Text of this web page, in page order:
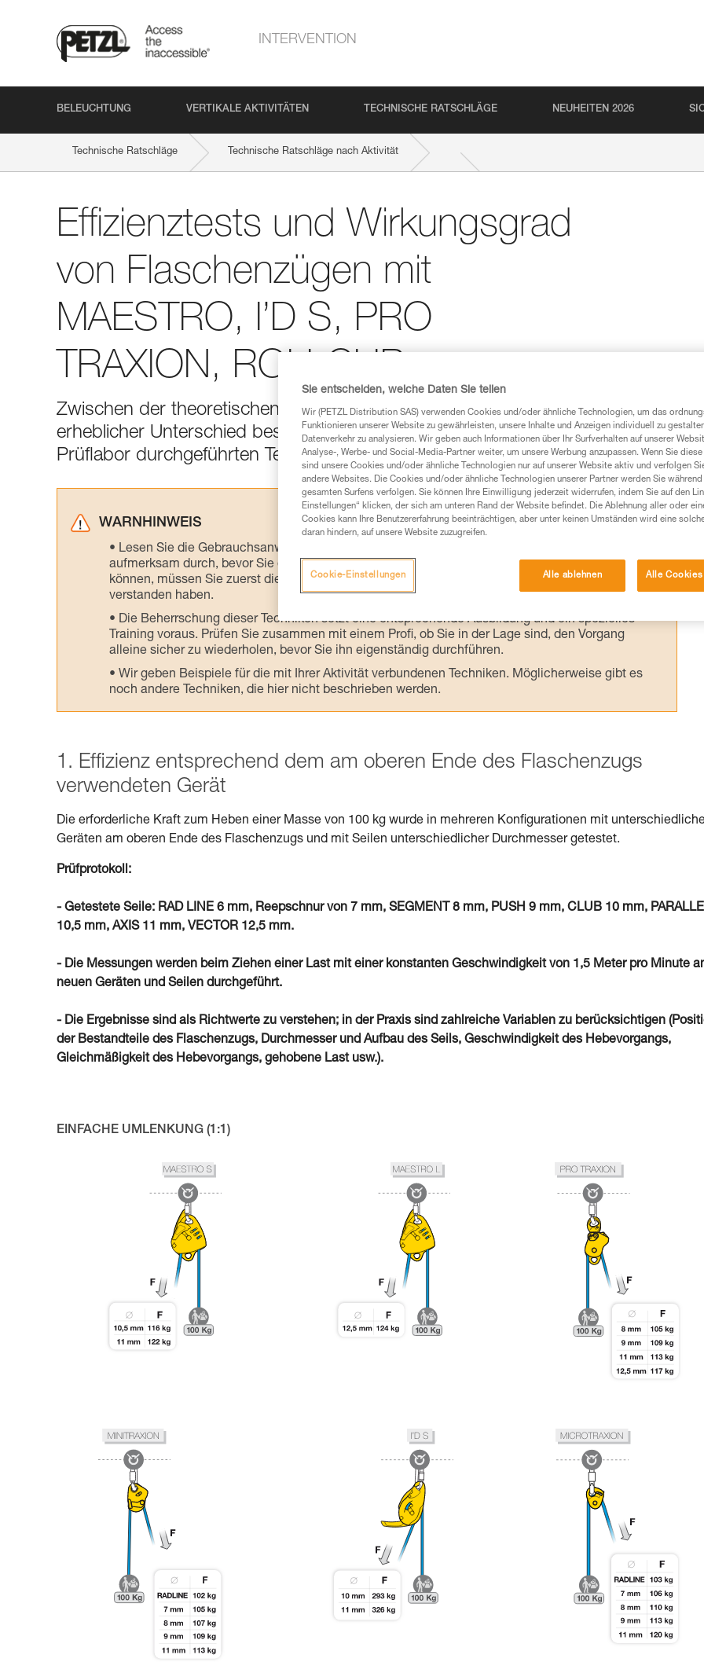
INTERVENTION
BELEUCHTUNG VERTIKALE AKTIVITÄTEN TECHNISCHE RATSCHLÄGE NEUHEITEN 2026
Technische Ratschläge Technische Ratschläge nach Aktivität
Effizienztests und Wirkungsgrad
von Flaschenzügen mit
MAESTRO, I’D S, PRO
TRAXION, ROLLCLIP usw.
Zwischen der theoretischen Effizienz eines Flaschenzugs und der Realität kann
erheblicher Unterschied bestehen. Hier sind die Ergebnisse der von Petzl im
Prüflabor durchgeführten Tests.
WARNHINWEIS
Lesen Sie die Gebrauchsanweisungen der Produkte, um die es in diesem Tech Tipp geht,
aufmerksam durch, bevor Sie diesen zu Rate ziehen. Um diese Zusatzinformationen verstehen zu
können, müssen Sie zuerst die in der Gebrauchsanweisung enthaltenen Informationen richtig
verstanden haben.
Die Beherrschung dieser Techniken setzt eine entsprechende Ausbildung und ein spezielles
Training voraus. Prüfen Sie zusammen mit einem Profi, ob Sie in der Lage sind, den Vorgang
alleine sicher zu wiederholen, bevor Sie ihn eigenständig durchführen.
Wir geben Beispiele für die mit Ihrer Aktivität verbundenen Techniken. Möglicherweise gibt es
noch andere Techniken, die hier nicht beschrieben werden.
1. Effizienz entsprechend dem am oberen Ende des Flaschenzugs
verwendeten Gerät
Die erforderliche Kraft zum Heben einer Masse von 100 kg wurde in mehreren Konfigurationen mit
Geräten am oberen Ende des Flaschenzugs und mit Seilen unterschiedlicher Durchmesser getestet.
Prüfprotokoll:
- Getestete Seile: RAD LINE 6 mm, Reepschnur von 7 mm, SEGMENT 8 mm, PUSH 9 mm, CLUB 10 mm,
10,5 mm, AXIS 11 mm, VECTOR 12,5 mm.
- Die Messungen werden beim Ziehen einer Last mit einer konstanten Geschwindigkeit von 1,5 Meter pro Minute
neuen Geräten und Seilen durchgeführt.
- Die Ergebnisse sind als Richtwerte zu verstehen; in der Praxis sind zahlreiche Variablen zu berücksichtigen
der Bestandteile des Flaschenzugs, Durchmesser und Aufbau des Seils, Geschwindigkeit des Hebevorgangs,
Gleichmäßigkeit des Hebevorgangs, gehobene Last usw.).
EINFACHE UMLENKUNG (1:1)
Sie entscheiden, welche Daten Sie teilen
Wir (PETZL Distribution SAS) verwenden Cookies und/oder ähnliche Technologien, um das
Funktionieren unserer Website zu gewährleisten, unsere Inhalte und Anzeigen individuell zu
Datenverkehr zu analysieren. Wir geben auch Informationen über Ihr Surfverhalten auf unserer
Analyse-, Werbe- und Social-Media-Partner weiter, um unsere Werbung anzupassen. Wenn Sie
sind unsere Cookies und/oder ähnliche Technologien nur auf unserer Website aktiv und verfolgen
andere Websites. Die Cookies und/oder ähnliche Technologien unserer Partner werden Sie während
gesamten Surfens verfolgen. Sie können Ihre Einwilligung jederzeit widerrufen, indem Sie auf den
Einstellungen“ klicken, der sich am unteren Rand der Website befindet. Die Ablehnung aller oder
Cookies kann Ihre Benutzererfahrung beeinträchtigen, aber unter keinen Umständen wird eine
daran hindern, auf unsere Website zuzugreifen.
Alle ablehnen Alle Cookies
Cookie-Einstellungen